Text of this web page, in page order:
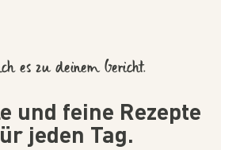
es zu deinem Gericht.
und feine Rezepte
jeden Tag.